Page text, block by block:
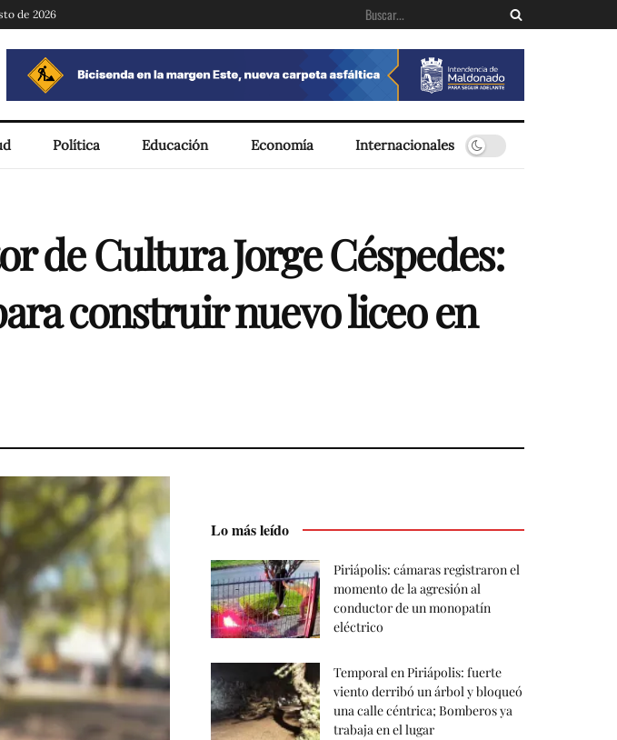
de 2026
Política Educación Economía Internacionales
de Cultura Jorge Céspedes:
construir nuevo liceo en
Lo más leído
Piriápolis: cámaras registraron el
momento de la agresión al
conductor de un monopatín
eléctrico
Temporal en Piriápolis: fuerte
viento derribó un árbol y bloqueó
una calle céntrica; Bomberos ya
trabaja en el lugar